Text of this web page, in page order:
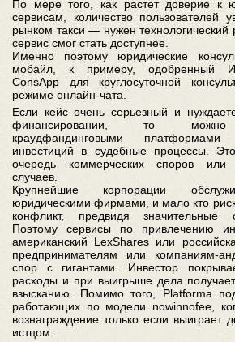
По мере того, как растет доверие к
сервисам, количество пользователей
рынком такси — нужен технологический
сервис смог стать доступнее.
Именно поэтому юридические
мобайл, к примеру, одобренный
ConsApp для круглосуточной
режиме онлайн-чата.
Если кейс очень серьезный и
финансировании, то можно
краудфандинговыми
инвестиций в судебные процессы.
очередь коммерческих споров или
случаев.
Крупнейшие корпорации
юридическими фирмами, и мало кто
конфликт, предвидя значительные
Поэтому сервисы по привлечению
американский LexShares или
предпринимателям или компаниям-
спор с гигантами. Инвестор
расходы и при выигрыше дела
взысканию. Помимо того, Platforma
работающих по модели nowinnofee,
вознаграждение только если выиграет
истцом.